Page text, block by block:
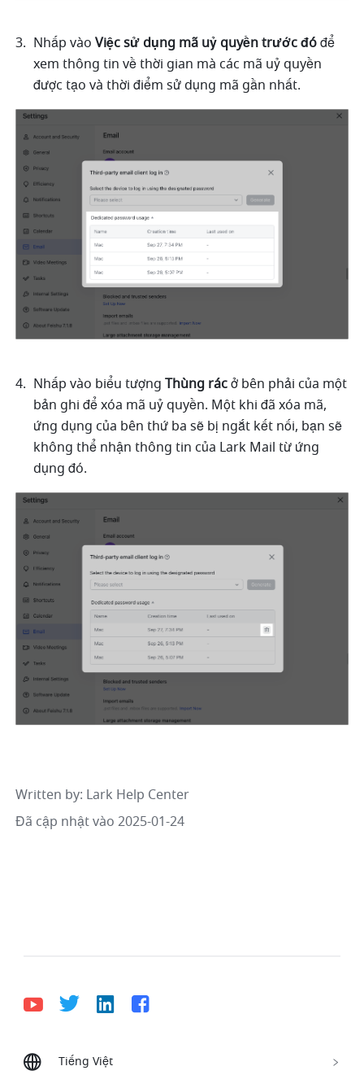
Nhấp vào Việc sử dụng mã uỷ quyền trước đó để
xem thông tin về thời gian mà các mã uỷ quyền
được tạo và thời điểm sử dụng mã gần nhất.
Nhấp vào biểu tượng Thùng rác ở bên phải của một
bản ghi để xóa mã uỷ quyền. Một khi đã xóa mã,
ứng dụng của bên thứ ba sẽ bị ngắt kết nối, bạn sẽ
không thể nhận thông tin của Lark Mail từ ứng
dụng đó.
Written by: Lark Help Center
Đã cập nhật vào 2025-01-24
Tiếng Việt